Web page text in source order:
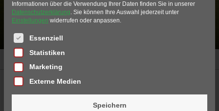
Home
10–18 von 21
Informationen über die Verwendung Ihrer Daten finden Sie in unserer
Datenschutzerklärung. Sie können Ihre Auswahl jederzeit unter
Einstellungen widerrufen oder anpassen.
Es folgt eine Liste der Service-Gruppen, für die eine
Essenziell
Statistiken
Marketing
Externe Medien
Speichern